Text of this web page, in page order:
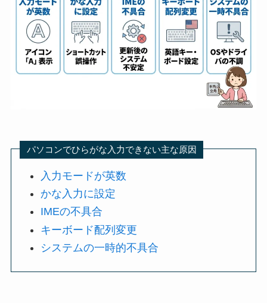
パソコンでひらがな入力できない主な原因
入力モードが英数
かな入力に設定
IMEの不具合
キーボード配列変更
システムの一時的不具合